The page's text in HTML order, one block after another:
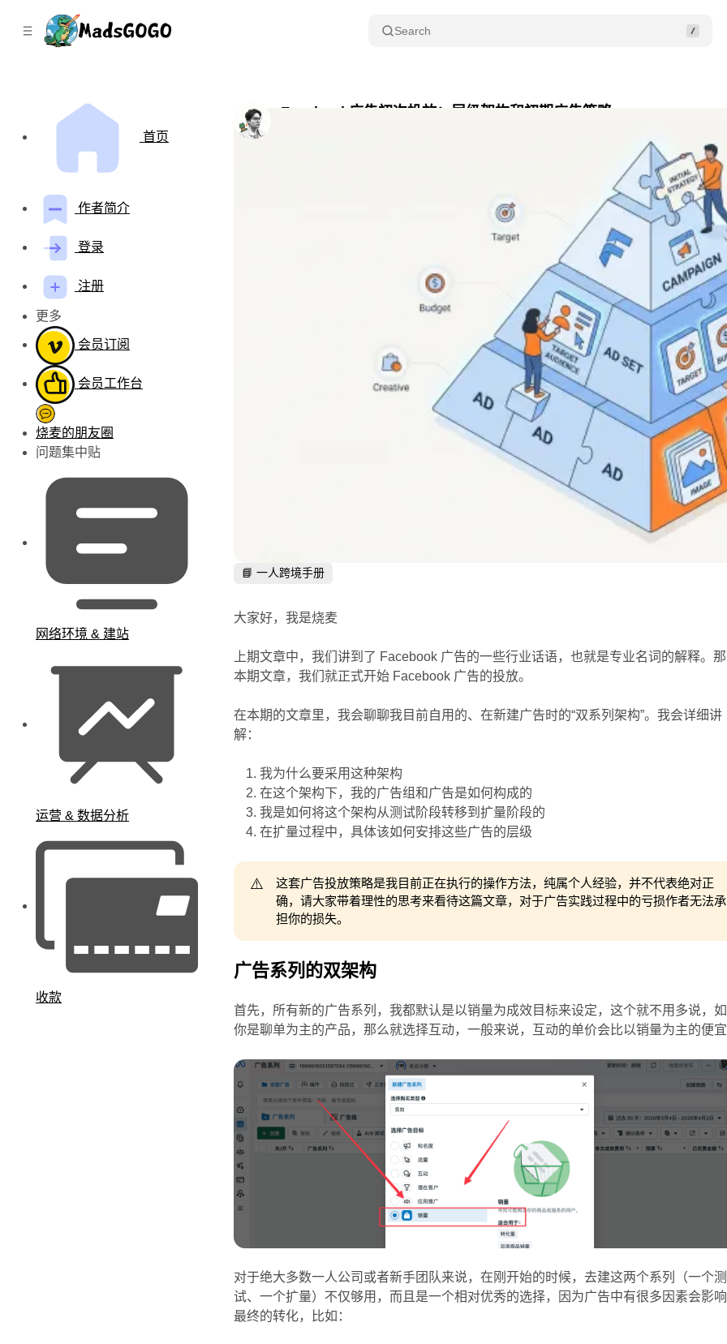
Search
首页
作者简介
登录
注册
更多
会员订阅
会员工作台
烧麦的朋友圈
问题集中贴
网络环境 & 建站
运营 & 数据分析
收款
Facebook广告初次投放：层级架构和初期广告策略
📘 一人跨境手册
大家好，我是烧麦
上期文章中，我们讲到了 Facebook 广告的一些行业话语，也就是专业名词的解释。
本期文章，我们就正式开始 Facebook 广告的投放。
在本期的文章里，我会聊聊我目前自用的、在新建广告时的“双系列架构”。我会详细讲
解：
我为什么要采用这种架构
在这个架构下，我的广告组和广告是如何构成的
我是如何将这个架构从测试阶段转移到扩量阶段的
在扩量过程中，具体该如何安排这些广告的层级
⚠️
这套广告投放策略是我目前正在执行的操作方法，纯属个人经验，并不代表绝对正
确，请大家带着理性的思考来看待这篇文章，对于广告实践过程中的亏损作者无法承
担你的损失。
广告系列的双架构
首先，所有新的广告系列，我都默认是以销量为成效目标来设定，这个就不用多说，
你是聊单为主的产品，那么就选择互动，一般来说，互动的单价会比以销量为主的便
对于绝大多数一人公司或者新手团队来说，在刚开始的时候，去建这两个系列（一个测
试、一个扩量）不仅够用，而且是一个相对优秀的选择，因为广告中有很多因素会影
最终的转化，比如：